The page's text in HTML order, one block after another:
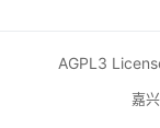
AGPL3
嘉